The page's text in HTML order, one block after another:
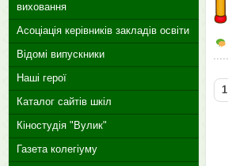
1
виховання
Асоціація керівників закладів освіти
Відомі випускники
Наші герої
Каталог сайтів шкіл
Кіностудія "Вулик"
Газета колегіуму